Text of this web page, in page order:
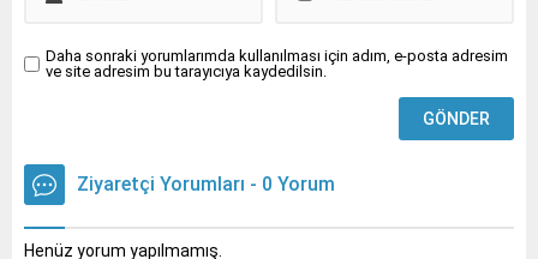
Daha sonraki yorumlarımda kullanılması için adım, e-posta adresim
ve site adresim bu tarayıcıya kaydedilsin.
Ziyaretçi Yorumları - 0 Yorum
Henüz yorum yapılmamış.